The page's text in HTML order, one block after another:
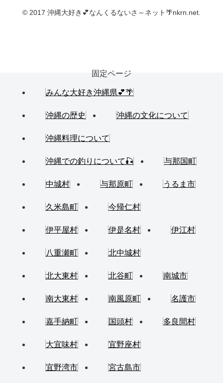
© 2017 沖縄大好き💕なんくるないさ～ネット🌴nkrn.net.
固定ページ
みんな大好き沖縄県💕🌴
沖縄の歴史 沖縄の文化について
沖縄料理について
沖縄での釣りについて🎣 与那国町
中城村 与那原町 うるま市
久米島町 今帰仁村
伊平屋村 伊是名村 伊江村
八重瀬町 北中城村
北大東村 北谷町 南城市
南大東村 南風原町 名護市
嘉手納町 国頭村 多良間村
大宜味村 宜野座村
宜野湾市 宮古島市